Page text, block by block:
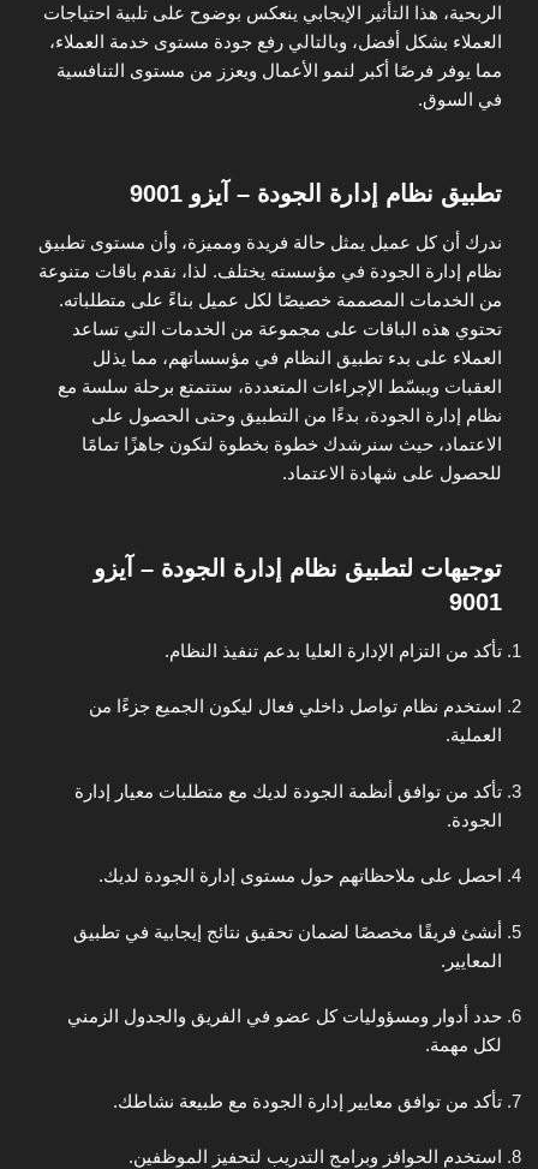
الربحية، هذا التأثير الإيجابي ينعكس بوضوح على تلبية احتياجات
العملاء بشكل أفضل، وبالتالي رفع جودة مستوى خدمة العملاء،
مما يوفر فرصًا أكبر لنمو الأعمال ويعزز من مستوى التنافسية
في السوق.
تطبيق نظام إدارة الجودة – آيزو 9001
ندرك أن كل عميل يمثل حالة فريدة ومميزة، وأن مستوى تطبيق
نظام إدارة الجودة في مؤسسته يختلف. لذا، نقدم باقات متنوعة
من الخدمات المصممة خصيصًا لكل عميل بناءً على متطلباته.
تحتوي هذه الباقات على مجموعة من الخدمات التي تساعد
العملاء على بدء تطبيق النظام في مؤسساتهم، مما يذلل
العقبات ويبسّط الإجراءات المتعددة، ستتمتع برحلة سلسة مع
نظام إدارة الجودة، بدءًا من التطبيق وحتى الحصول على
الاعتماد، حيث سنرشدك خطوة بخطوة لتكون جاهزًا تمامًا
للحصول على شهادة الاعتماد.
توجيهات لتطبيق نظام إدارة الجودة – آيزو
9001
تأكد من التزام الإدارة العليا بدعم تنفيذ النظام.
استخدم نظام تواصل داخلي فعال ليكون الجميع جزءًا من
العملية.
تأكد من توافق أنظمة الجودة لديك مع متطلبات معيار إدارة
الجودة.
احصل على ملاحظاتهم حول مستوى إدارة الجودة لديك.
أنشئ فريقًا مخصصًا لضمان تحقيق نتائج إيجابية في تطبيق
المعايير.
حدد أدوار ومسؤوليات كل عضو في الفريق والجدول الزمني
لكل مهمة.
تأكد من توافق معايير إدارة الجودة مع طبيعة نشاطك.
استخدم الحوافز وبرامج التدريب لتحفيز الموظفين.